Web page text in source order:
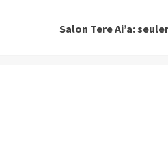
Salon Tere Ai’a: